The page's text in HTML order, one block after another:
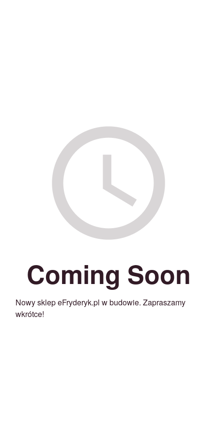
Coming Soon
Nowy sklep eFryderyk.pl w budowie. Zapraszamy
wkrótce!